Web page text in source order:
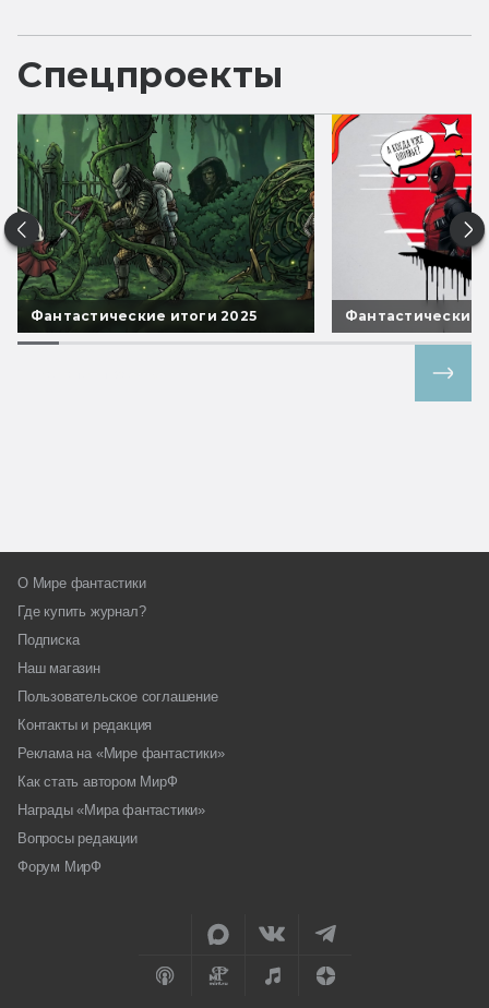
Спецпроекты
Фантастические итоги 2025 Фантастические
О Мире фантастики
Где купить журнал?
Подписка
Наш магазин
Пользовательское соглашение
Контакты и редакция
Реклама на «Мире фантастики»
Как стать автором МирФ
Награды «Мира фантастики»
Вопросы редакции
Форум МирФ